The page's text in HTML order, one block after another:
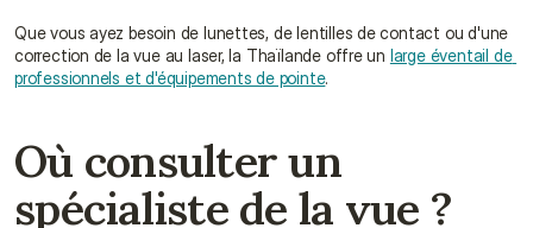
Que vous ayez besoin de lunettes, de lentilles de contact ou d'une
correction de la vue au laser, la Thaïlande offre un large éventail de
professionnels et d'équipements de pointe.
Où consulter un
spécialiste de la vue ?